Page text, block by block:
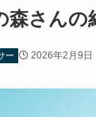
森さんの
ー 2026年2月9日